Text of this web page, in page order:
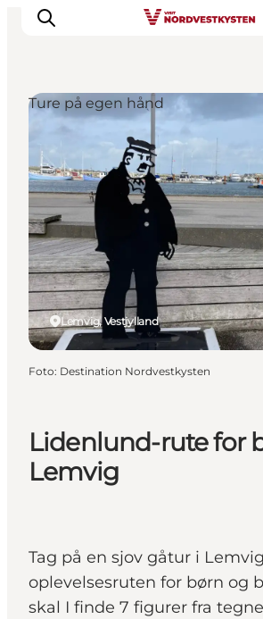
Feriesteder
Inspiration
Handicapvenlig ferie
Events
Overnatning
Planlæg din ferie
Lidenlund-rute for
Lemvig
Tag på en sjov gåtur i
oplevelsesruten for børn og
skal I finde 7 figurer fra
Lemvig, Vestjylland
Ture på egen hånd
Foto: Destination Nordvestkysten